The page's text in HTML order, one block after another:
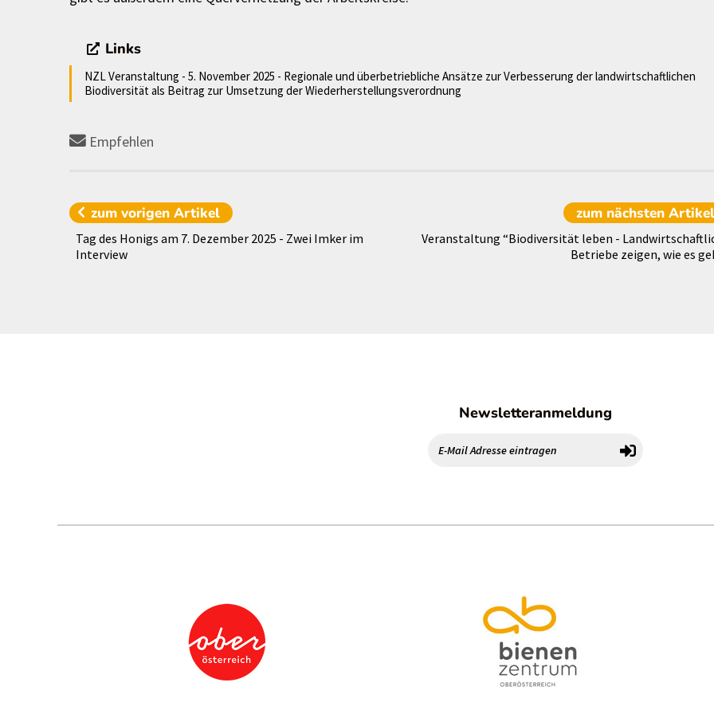
Links
NZL Veranstaltung - 5. November 2025 - Regionale und überbetriebliche Ansätze zur Verbesserung der landwirtschaftlichen
Biodiversität als Beitrag zur Umsetzung der Wiederherstellungsverordnung
Empfehlen
zum vorigenArtikel
Tag des Honigs am 7. Dezember 2025 - Zwei Imker im
Interview
zum nächsten Artikel
Veranstaltung “Biodiversität leben -
Betriebe zeigen, wie es
Newsletteranmeldung